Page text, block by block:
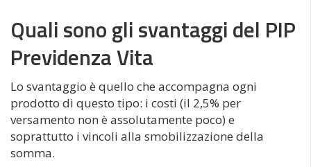
Quali sono gli svantaggi del PIP
Previdenza Vita
Lo svantaggio è quello che accompagna ogni
prodotto di questo tipo: i costi (il 2,5% per
versamento non è assolutamente poco) e
soprattutto i vincoli alla smobilizzazione della
somma.